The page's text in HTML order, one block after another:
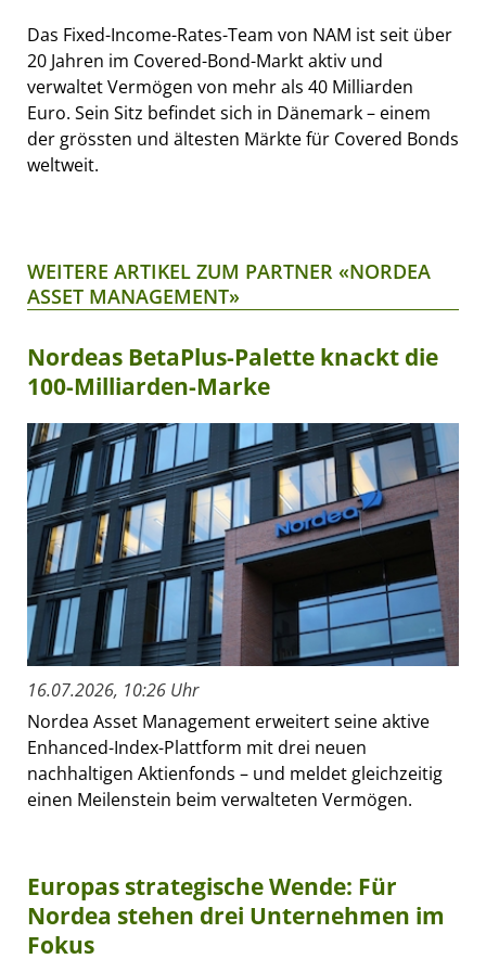
Das Fixed-Income-Rates-Team von NAM ist seit über
20 Jahren im Covered-Bond-Markt aktiv und
verwaltet Vermögen von mehr als 40 Milliarden
Euro. Sein Sitz befindet sich in Dänemark – einem
der grössten und ältesten Märkte für Covered Bonds
weltweit.
WEITERE ARTIKEL ZUM PARTNER «NORDEA
ASSET MANAGEMENT»
Nordeas BetaPlus-Palette knackt die
100-Milliarden-Marke
16.07.2026, 10:26 Uhr
Nordea Asset Management erweitert seine aktive
Enhanced-Index-Plattform mit drei neuen
nachhaltigen Aktienfonds – und meldet gleichzeitig
einen Meilenstein beim verwalteten Vermögen.
Europas strategische Wende: Für
Nordea stehen drei Unternehmen im
Fokus